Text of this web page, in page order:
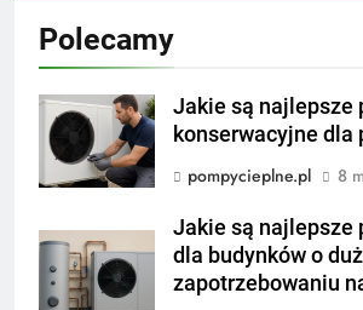
Polecamy
Jakie są najlepsze
konserwacyjne dla
pompycieplne.pl
8
Jakie są najlepsze
dla budynków o
zapotrzebowaniu